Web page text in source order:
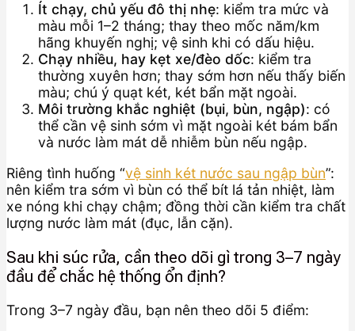
Ít chạy, chủ yếu đô thị nhẹ: kiểm tra mức và
màu mỗi 1–2 tháng; thay theo mốc năm/km
hãng khuyến nghị; vệ sinh khi có dấu hiệu.
Chạy nhiều, hay kẹt xe/đèo dốc: kiểm tra
thường xuyên hơn; thay sớm hơn nếu thấy biến
màu; chú ý quạt két, két bẩn mặt ngoài.
Môi trường khắc nghiệt (bụi, bùn, ngập): có
thể cần vệ sinh sớm vì mặt ngoài két bám bẩn
và nước làm mát dễ nhiễm bùn nếu ngập.
Riêng tình huống “vệ sinh két nước sau ngập bùn”:
nên kiểm tra sớm vì bùn có thể bít lá tản nhiệt, làm
xe nóng khi chạy chậm; đồng thời cần kiểm tra chất
lượng nước làm mát (đục, lẫn cặn).
Sau khi súc rửa, cần theo dõi gì trong 3–7 ngày
đầu để chắc hệ thống ổn định?
Trong 3–7 ngày đầu, bạn nên theo dõi 5 điểm: